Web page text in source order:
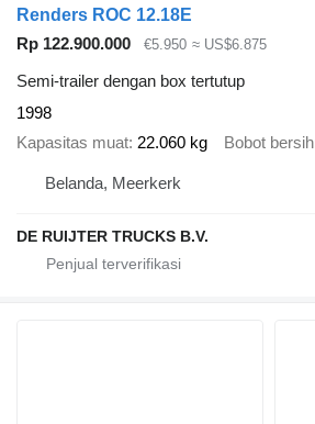
Renders ROC 12.18E
Rp 122.900.000
€5.950 ≈ US$6.875
Semi-trailer dengan box tertutup
1998
Kapasitas muat 22.060 kg Bobot bersih
Belanda, Meerkerk
DE RUIJTER TRUCKS B.V.